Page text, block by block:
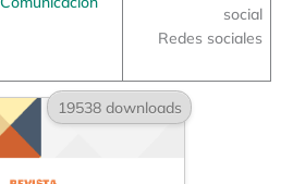
social
Redes sociales
19538 downloads